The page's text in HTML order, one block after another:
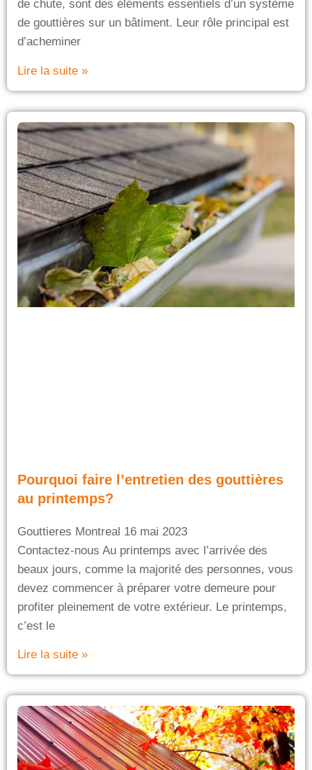
de chute, sont des éléments essentiels d’un système
de gouttières sur un bâtiment. Leur rôle principal est
d’acheminer
Lire la suite »
Pourquoi faire l’entretien des gouttières
au printemps?
Gouttieres Montreal 16 mai 2023
Contactez-nous Au printemps avec l’arrivée des
beaux jours, comme la majorité des personnes, vous
devez commencer à préparer votre demeure pour
profiter pleinement de votre extérieur. Le printemps,
c’est le
Lire la suite »